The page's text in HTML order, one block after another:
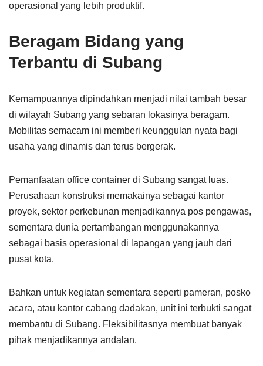
operasional yang lebih produktif.
Beragam Bidang yang
Terbantu di Subang
Kemampuannya dipindahkan menjadi nilai tambah besar
di wilayah Subang yang sebaran lokasinya beragam.
Mobilitas semacam ini memberi keunggulan nyata bagi
usaha yang dinamis dan terus bergerak.
Pemanfaatan office container di Subang sangat luas.
Perusahaan konstruksi memakainya sebagai kantor
proyek, sektor perkebunan menjadikannya pos pengawas,
sementara dunia pertambangan menggunakannya
sebagai basis operasional di lapangan yang jauh dari
pusat kota.
Bahkan untuk kegiatan sementara seperti pameran, posko
acara, atau kantor cabang dadakan, unit ini terbukti sangat
membantu di Subang. Fleksibilitasnya membuat banyak
pihak menjadikannya andalan.